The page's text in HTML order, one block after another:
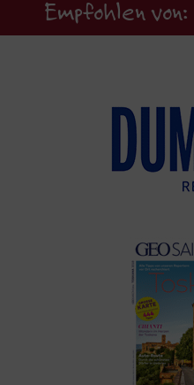
Empfohlen von: